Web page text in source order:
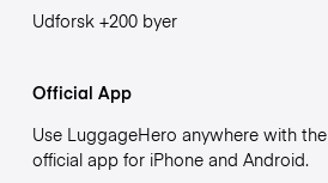
Udforsk +200 byer
Official App
Use LuggageHero anywhere with the
official app for iPhone and Android.